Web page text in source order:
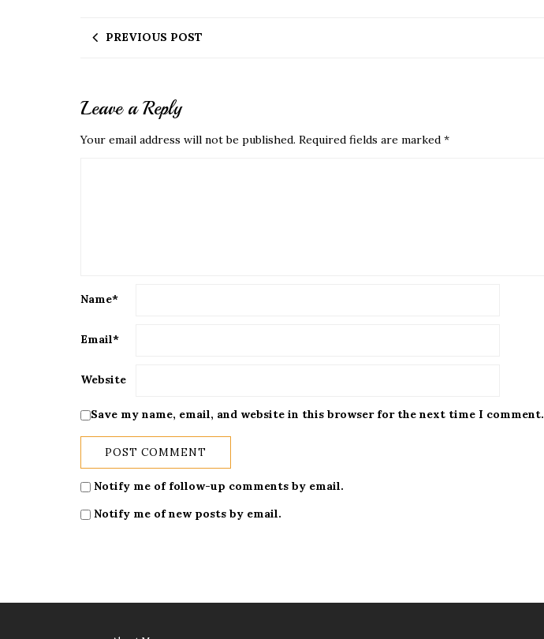
PREVIOUS POST
Leave a Reply
Your email address will not be published. Required fields are marked *
Name*
Email*
Website
Save my name, email, and website in this browser for the next time I comment.
Notify me of follow-up comments by email.
Notify me of new posts by email.